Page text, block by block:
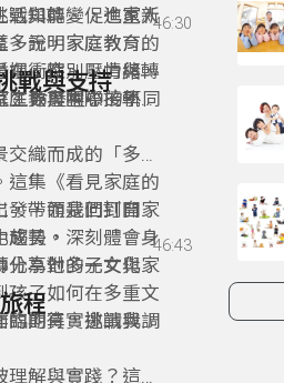
戰與轉變，也重新
活知能、促進家人
多元，家庭教育的
姻、性別、情緒、
生命歷程中的不同
，說明家庭教育並
在衝突、壓力與轉
庭教育中心、學
的學習資源。
，更與國際接軌。
被理解，也更有
46:30
戰與支持
織而成的「多元
這集《看見家庭的
，帶領我們打開家
勢。
發，而是回到自身
成長，深刻體會身
化為對多元文化家
分享他的子女與孫
孩子如何在多重文
臨的真實挑戰與調
的期待，邀請我們
生活。
46:43
程
解與實踐？這集